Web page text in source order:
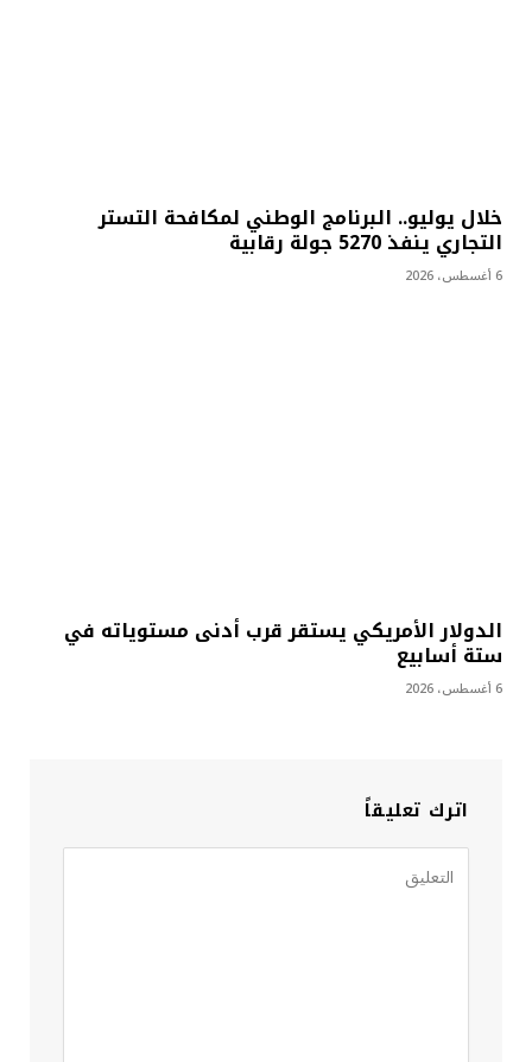
خلال يوليو.. البرنامج الوطني لمكافحة التستر
التجاري ينفذ 5270 جولة رقابية
6 أغسطس، 2026
الدولار الأمريكي يستقر قرب أدنى مستوياته في
ستة أسابيع
6 أغسطس، 2026
اترك تعليقاً